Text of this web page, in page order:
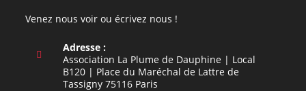
Venez nous voir ou écrivez nous !
Adresse :
Association La Plume de Dauphine | Local
B120 | Place du Maréchal de Lattre de
Tassigny 75116 Paris